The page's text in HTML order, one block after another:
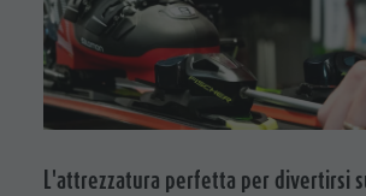
L'attrezzatura perfetta per divertirsi